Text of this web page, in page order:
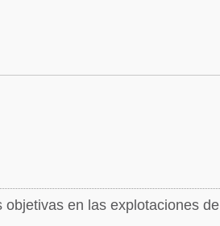
en las explotaciones de